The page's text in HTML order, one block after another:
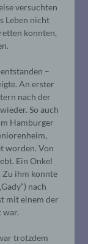
versuchten
Leben nicht
konnten,
–
An erster
nach der
So auch
Hamburger
worden. Von
Ein Onkel
Zu ihm konnte
nach
mit einem der
war.
trotzdem